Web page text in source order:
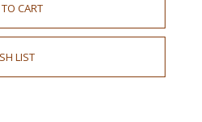
CART
LIST